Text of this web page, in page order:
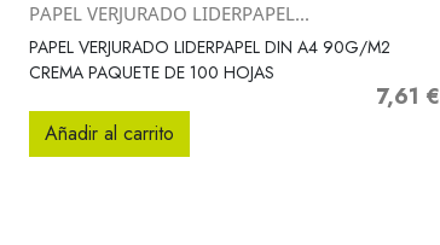
Vista rápida
PAPEL VERJURADO LIDERPAPEL...
PAPEL VERJURADO LIDERPAPEL DIN A4 90G/M2
CREMA PAQUETE DE 100 HOJAS
Precio
7,61 €
Añadir al carrito